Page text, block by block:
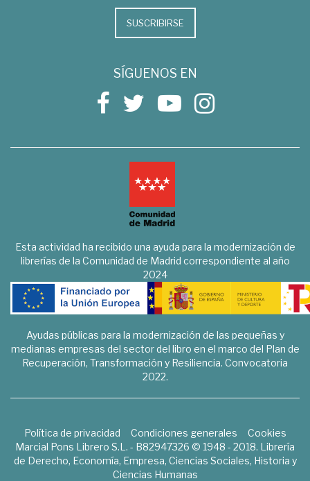
SUSCRIBIRSE
SÍGUENOS EN
Esta actividad ha recibido una ayuda para la modernización de
librerías de la Comunidad de Madrid correspondiente al año
2024
Ayudas públicas para la modernización de las pequeñas y
medianas empresas del sector del libro en el marco del Plan de
Recuperación, Transformación y Resiliencia. Convocatoria
2022.
Política de privacidad Condiciones generales
Cookies
Marcial Pons Librero S.L. - B82947326 © 1948 - 2018. Librería
de Derecho, Economía, Empresa, Ciencias Sociales, Historia y
Ciencias Humanas